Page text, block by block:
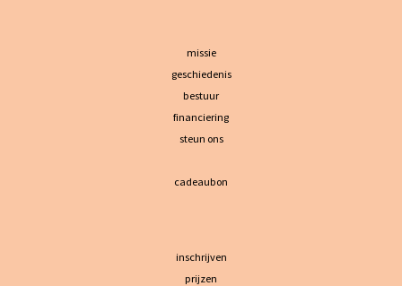
missie
geschiedenis
bestuur
financiering
steun ons
cadeaubon
inschrijven
prijzen